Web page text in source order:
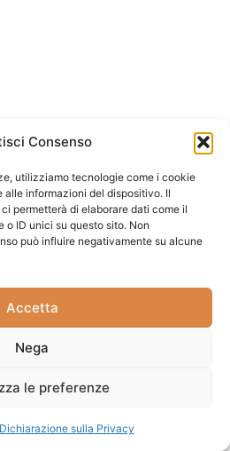
Consenso
utilizziamo tecnologie come i cookie
informazioni del dispositivo. Il
permetterà di elaborare dati come il
ID unici su questo sito. Non
può influire negativamente su alcune
Accetta
Nega
le preferenze
Dichiarazione sulla Privacy